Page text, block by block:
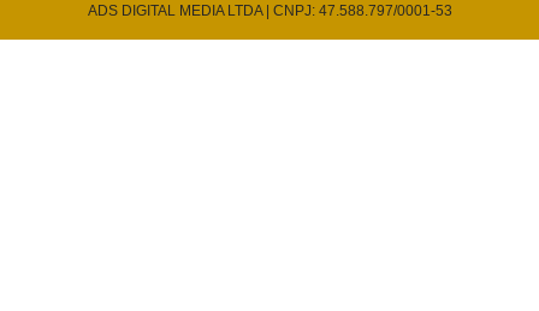
ADS DIGITAL MEDIA LTDA | CNPJ: 47.588.797/0001-53